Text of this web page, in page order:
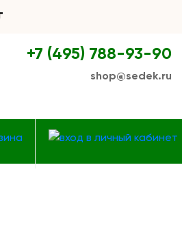
+7 (495) 788-93-90
shop@sedek.ru